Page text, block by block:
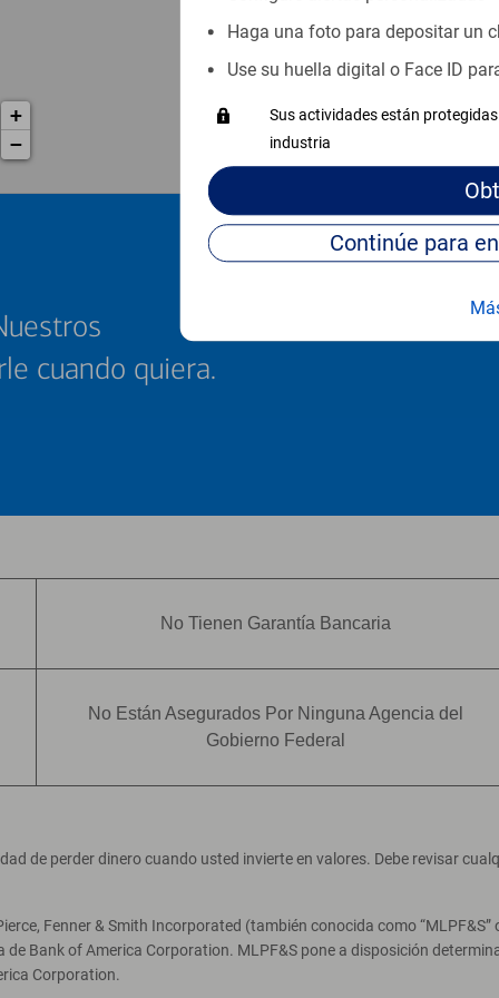
Haga una foto para depositar un
Use su huella digital o Face ID
Sus actividades están
industria
+
−
cuando quiera.
No Tienen Garantía Bancaria
No Están Asegurados Por Ninguna Agencia del
Gobierno Federal
de perder dinero cuando usted invierte en valores. Debe revisar
Fenner & Smith Incorporated (también conocida como
de Bank of America Corporation. MLPF&S pone a disposición
Corporation.